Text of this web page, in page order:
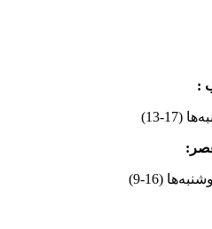
:
13)